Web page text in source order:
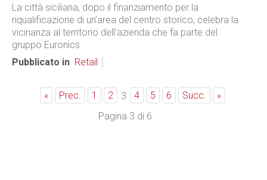
La città siciliana, dopo il finanziamento per la
riqualificazione di un’area del centro storico, celebra la
vicinanza al territorio dell’azienda che fa parte del
gruppo Euronics.
Pubblicato in Retail
« Prec. 1 2 3 4 5 6 Succ.
»
Pagina 3 di 6